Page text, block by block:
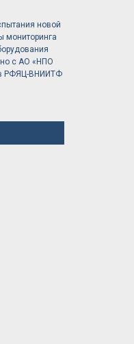
новой
мониторинга
с АО «НПО
РФЯЦ-ВНИИТФ